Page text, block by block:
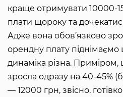
краще отримувати 10000-
плати щороку та
Адже вона обов’язково
орендну плату піднімаємо
динаміка різна. Приміром,
зросла одразу на 40-45%
— 12000 грн, звісно,